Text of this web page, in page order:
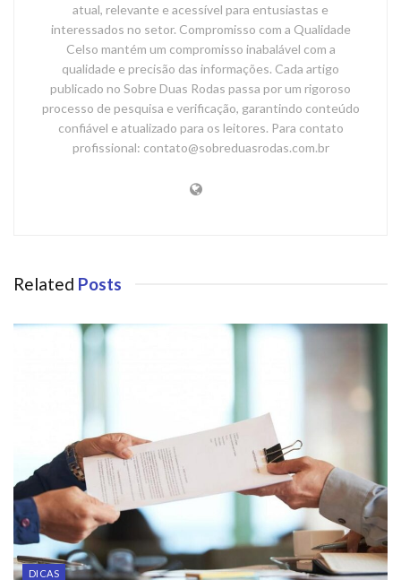
atual, relevante e acessível para entusiastas e
interessados no setor. Compromisso com a Qualidade
Celso mantém um compromisso inabalável com a
qualidade e precisão das informações. Cada artigo
publicado no Sobre Duas Rodas passa por um rigoroso
processo de pesquisa e verificação, garantindo conteúdo
confiável e atualizado para os leitores. Para contato
profissional: contato@sobreduasrodas.com.br
Related Posts
DICAS